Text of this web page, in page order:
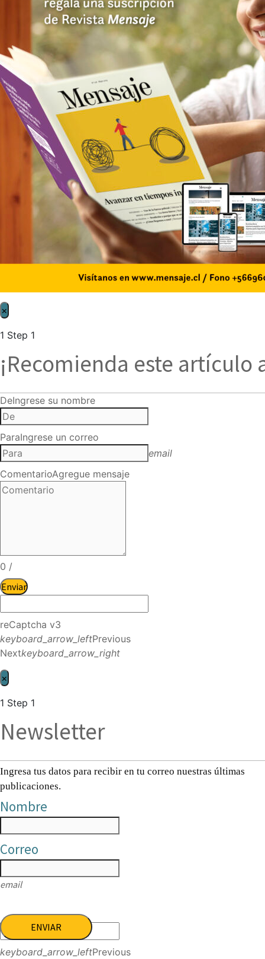
×
1 Step 1
¡Recomienda este artículo
DeIngrese su nombre
ParaIngrese un correo
email
ComentarioAgregue mensaje
0 /
Enviar
reCaptcha v3
keyboard_arrow_leftPrevious
Nextkeyboard_arrow_right
×
1 Step 1
Newsletter
Ingresa tus datos para recibir en tu correo nuestras últimas
publicaciones.
Nombre
Correo
email
ENVIAR
keyboard_arrow_leftPrevious